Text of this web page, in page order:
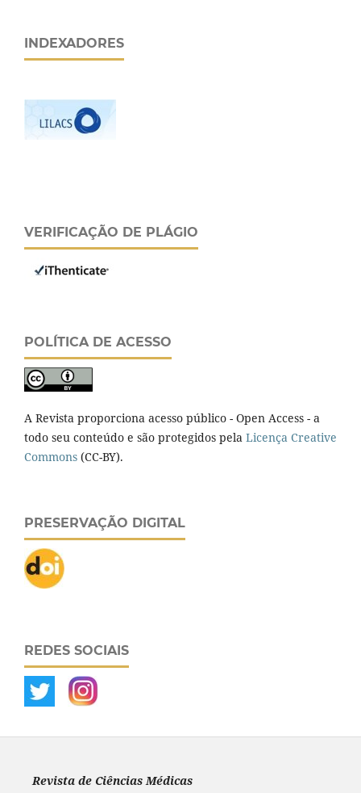
INDEXADORES
VERIFICAÇÃO DE PLÁGIO
POLÍTICA DE ACESSO
A Revista proporciona acesso público - Open Access - a
todo seu conteúdo e são protegidos pela Licença Creative
Commons (CC-BY).
PRESERVAÇÃO DIGITAL
REDES SOCIAIS
Revista de Ciências Médicas